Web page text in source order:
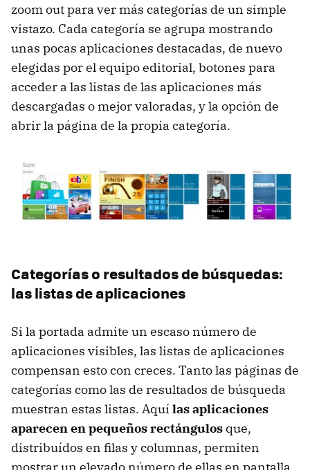
zoom out para ver más categorías de un simple
vistazo. Cada categoría se agrupa mostrando
unas pocas aplicaciones destacadas, de nuevo
elegidas por el equipo editorial, botones para
acceder a las listas de las aplicaciones más
descargadas o mejor valoradas, y la opción de
abrir la página de la propia categoría.
Categorías o resultados de búsquedas:
las listas de aplicaciones
Si la portada admite un escaso número de
aplicaciones visibles, las listas de aplicaciones
compensan esto con creces. Tanto las páginas de
categorías como las de resultados de búsqueda
muestran estas listas. Aquí las aplicaciones
aparecen en pequeños rectángulos que,
distribuídos en filas y columnas, permiten